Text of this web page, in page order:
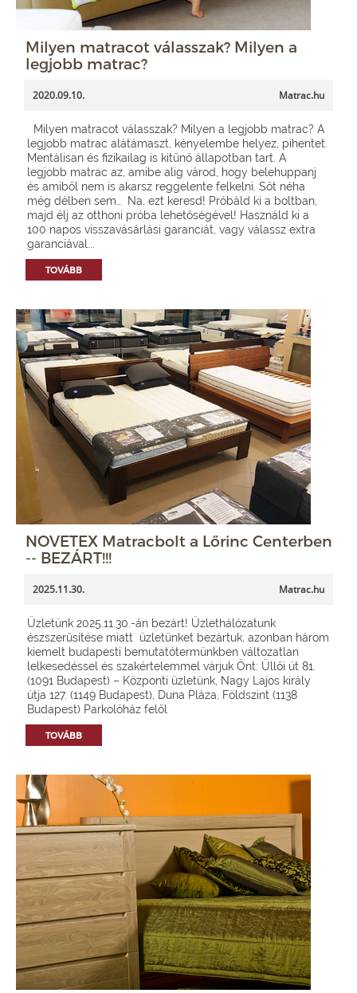
Milyen matracot válasszak? Milyen a
legjobb matrac?
2020.09.10. Matrac.hu
Milyen matracot válasszak? Milyen a legjobb matrac? A
legjobb matrac alátámaszt, kényelembe helyez, pihentet.
Mentálisan és fizikailag is kitűnő állapotban tart. A
legjobb matrac az, amibe alig várod, hogy belehuppanj
és amiből nem is akarsz reggelente felkelni. Sőt néha
még délben sem… Na, ezt keresd! Próbáld ki a boltban,
majd élj az otthoni próba lehetőségével! Használd ki a
100 napos visszavásárlási garanciát, vagy válassz extra
garanciával...
TOVÁBB
NOVETEX Matracbolt a Lőrinc Centerben
-- BEZÁRT!!!
2025.11.30. Matrac.hu
Üzletünk 2025.11.30.-án bezárt! Üzlethálózatunk
észszerűsítése miatt üzletünket bezártuk, azonban három
kiemelt budapesti bemutatótermünkben változatlan
lelkesedéssel és szakértelemmel várjuk Önt: Üllői út 81.
(1091 Budapest) – Központi üzletünk, Nagy Lajos király
útja 127. (1149 Budapest), Duna Pláza, Földszint (1138
Budapest) Parkolóház felől
TOVÁBB